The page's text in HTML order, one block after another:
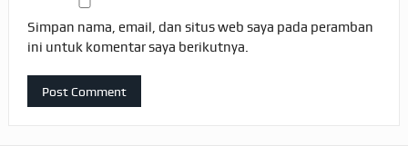
Simpan nama, email, dan situs web saya pada peramban
ini untuk komentar saya berikutnya.